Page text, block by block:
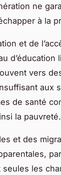
ne
à la
et de
d’éducation
vers
aux
de santé
la pauvreté.
et des
les